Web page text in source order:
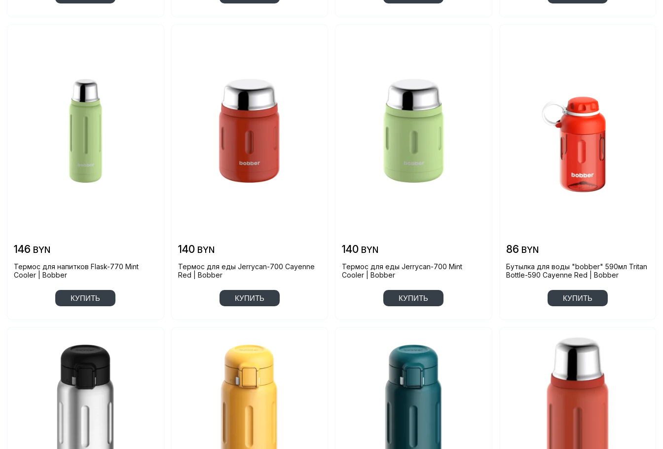
Термос для напитков Flask-770 Mint
Cooler | Bobber
146 BYN
КУПИТЬ
Термос для еды Jerrycan-700 Cayenne
Red | Bobber
140 BYN
КУПИТЬ
Термос для еды Jerrycan-700 Mint
Cooler | Bobber
140 BYN
КУПИТЬ
Бутылка для воды "bobber" 590мл Tritan
Bottle-590 Cayenne Red | Bobber
86 BYN
КУПИТЬ